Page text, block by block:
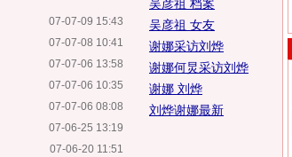
07-07-09 15:43
07-07-08 10:41
07-07-06 13:58
07-07-06 10:35
07-07-06 08:08
07-06-25 13:19
07-06-20 11:51
吴彦祖 档案
吴彦祖 女友
谢娜采访刘烨
谢娜何炅采访刘烨
谢娜 刘烨
刘烨谢娜最新